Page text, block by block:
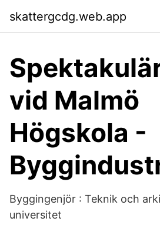
skattergcdg.web.app
vid Malmö
Högskola -
Byggingenjör : Teknik och
universitet